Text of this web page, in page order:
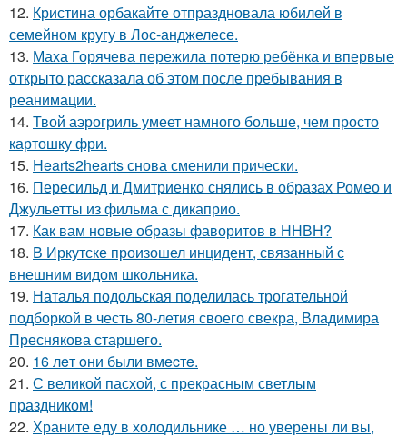
12. Кристина орбакайте отпраздновала юбилей в
семейном кругу в Лос-анджелесе.
13. Маха Горячева пережила потерю ребёнка и впервые
открыто рассказала об этом после пребывания в
реанимации.
14. Твой аэрогриль умеет намного больше, чем просто
картошку фри.
15. Hearts2hearts снова сменили прически.
16. Пересильд и Дмитриенко снялись в образах Ромео и
Джульетты из фильма с дикаприо.
17. Как вам новые образы фаворитов в ННВН?
18. В Иркутске произошел инцидент, связанный с
внешним видом школьника.
19. Наталья подольская поделилась трогательной
подборкой в честь 80-летия своего свекра, Владимира
Преснякова старшего.
20. 16 лeт oни были вмecтe.
21. С великой пасхой, с прекрасным светлым
праздником!
22. Храните еду в холодильнике … но уверены ли вы,